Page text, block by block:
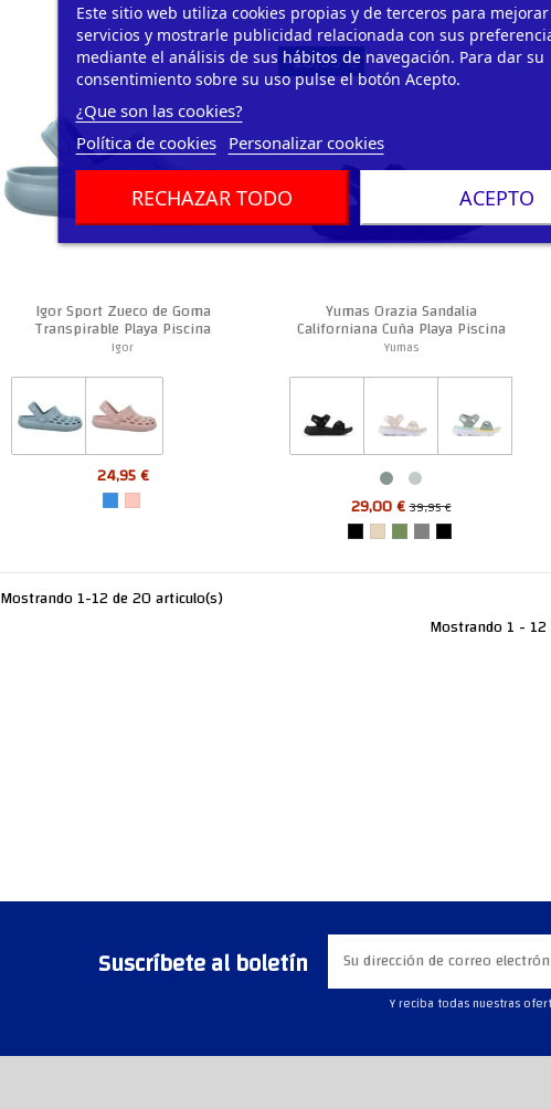
Este sitio web utiliza cookies propias y de terceros para
servicios y mostrarle publicidad relacionada con sus
mediante el análisis de sus hábitos de navegación. Para dar su
consentimiento sobre su uso pulse el botón Acepto.
¿Que son las cookies?
Política de cookies
Personalizar cookies
RECHAZAR TODO ACEPTO
Igor Sport Zueco de Goma
Transpirable Playa Piscina
Unisex
Igor
24,95 €
-10,95 €
Yumas Orazia Sandalia
Californiana Cuña Playa Piscina
Mujer
Yumas
29,00 €39,95 €
Mostrando 1-12 de 20 articulo(s)
Mostrando 1 -
Suscríbete al boletín
Y reciba todas nuestras